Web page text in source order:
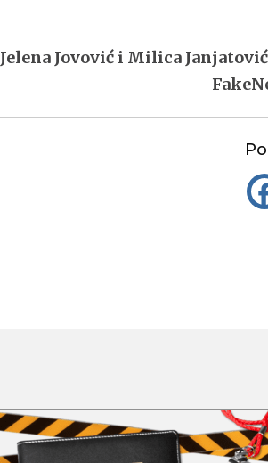
Jelena Jovović i Milica